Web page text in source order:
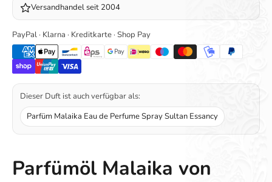
Versandhandel seit 2004
PayPal · Klarna · Kreditkarte · Shop Pay
Dieser Duft ist auch verfügbar als:
Parfüm Malaika Eau de Perfume Spray Sultan Essancy
Parfümöl Malaika von